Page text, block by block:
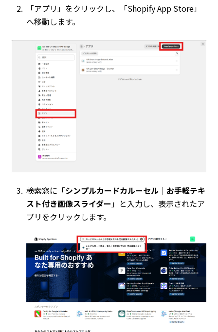
「アプリ」をクリックし、「Shopify App Store」
へ移動します。
検索窓に「シンプルカードカルーセル｜お手軽テキ
スト付き画像スライダー」と入力し、表示されたア
プリをクリックします。